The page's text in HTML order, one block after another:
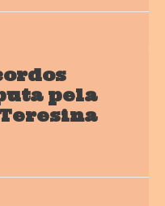
pela